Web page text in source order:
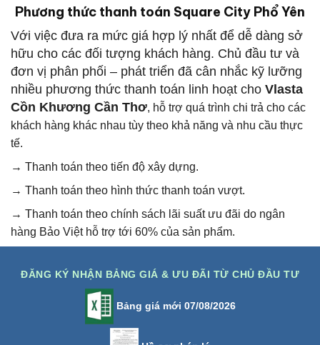
Phương thức thanh toán Square City Phổ Yên
Với việc đưa ra mức giá hợp lý nhất để dễ dàng sở
hữu cho các đối tượng khách hàng. Chủ đầu tư và
đơn vị phân phối – phát triển đã cân nhắc kỹ lưỡng
nhiều phương thức thanh toán linh hoạt cho Vlasta
Cồn Khương Cần Thơ, hỗ trợ quá trình chi trả cho các
khách hàng khác nhau tùy theo khả năng và nhu cầu thực
tế.
→ Thanh toán theo tiến độ xây dựng.
→ Thanh toán theo hình thức thanh toán vượt.
→ Thanh toán theo chính sách lãi suất ưu đãi do ngân
hàng Bảo Việt hỗ trợ tới 60% của sản phẩm.
ĐĂNG KÝ NHẬN BẢNG GIÁ & ƯU ĐÃI TỪ CHỦ ĐẦU TƯ
Bảng giá mới 07/08/2026